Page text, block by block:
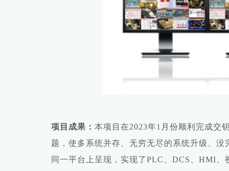
项目成果： 本项目在2023年1月份顺利完成交
题，使多系统并存、无穷无尽的系统升级、
同一平台上呈现，实现了PLC DCS HMI